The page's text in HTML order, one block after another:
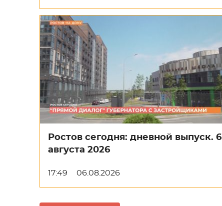
Ростов сегодня: дневной выпуск. 6
августа 2026
17:49 06.08.2026